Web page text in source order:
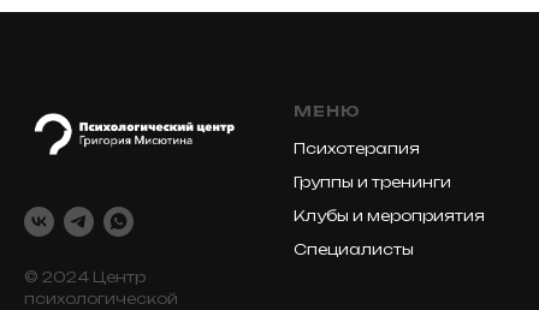
© 2024 Центр
психологической
МЕНЮ
Психотерапия
Группы и тренинги
Клубы и мероприятия
Специалисты